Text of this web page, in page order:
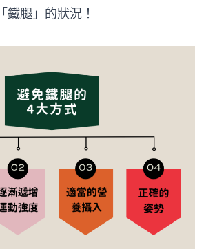
鐵腿」的狀況！